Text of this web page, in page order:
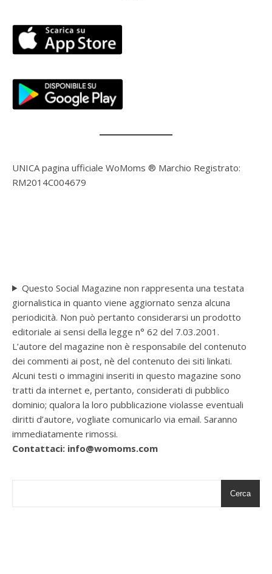
UNICA pagina ufficiale WoMoms ® Marchio Registrato:
RM2014C004679
Questo Social Magazine non rappresenta una testata
giornalistica in quanto viene aggiornato senza alcuna
periodicità. Non può pertanto considerarsi un prodotto
editoriale ai sensi della legge n° 62 del 7.03.2001.
L’autore del magazine non è responsabile del contenuto
dei commenti ai post, nè del contenuto dei siti linkati.
Alcuni testi o immagini inseriti in questo magazine sono
tratti da internet e, pertanto, considerati di pubblico
dominio; qualora la loro pubblicazione violasse eventuali
diritti d’autore, vogliate comunicarlo via email. Saranno
immediatamente rimossi.
Contattaci: info@womoms.com
Cerca